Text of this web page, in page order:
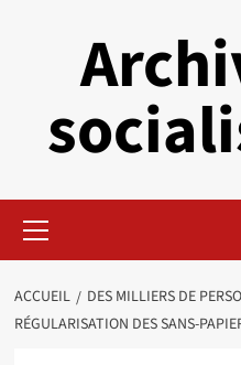
principal
ACCUEIL
DES MILLIERS DE
RÉGULARISATION DES SANS-